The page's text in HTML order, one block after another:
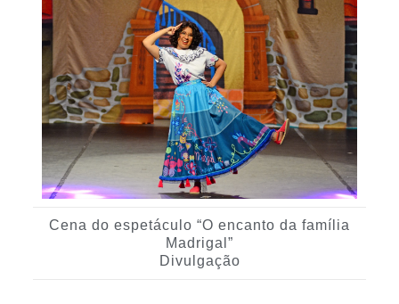
Cena do espetáculo “O encanto da família
Madrigal”
Divulgação